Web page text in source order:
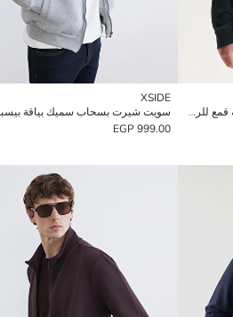
سويت شيرت بسحاب كم طويل بياقة قمع للرجال
XSIDE
999.00 EGP